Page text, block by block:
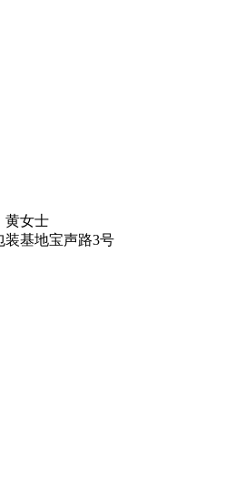
黄女士
装基地宝声路3号